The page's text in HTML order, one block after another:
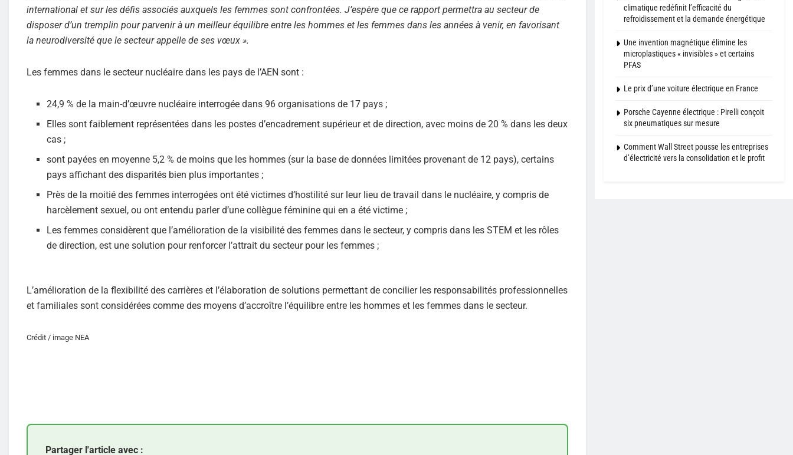
international et sur les défis associés auxquels les femmes sont confrontées. J’espère que ce rapport permettra au secteur de
disposer d’un tremplin pour parvenir à un meilleur équilibre entre les hommes et les femmes dans les années à venir, en favorisant
la neurodiversité que le secteur appelle de ses vœux ».
Les femmes dans le secteur nucléaire dans les pays de l’AEN sont :
24,9 % de la main-d’œuvre nucléaire interrogée dans 96 organisations de 17 pays ;
Elles sont faiblement représentées dans les postes d’encadrement supérieur et de direction, avec moins de 20 % dans les deux
cas ;
sont payées en moyenne 5,2 % de moins que les hommes (sur la base de données limitées provenant de 12 pays), certains
pays affichant des disparités bien plus importantes ;
Près de la moitié des femmes interrogées ont été victimes d’hostilité sur leur lieu de travail dans le nucléaire, y compris de
harcèlement sexuel, ou ont entendu parler d’une collègue féminine qui en a été victime ;
Les femmes considèrent que l’amélioration de la visibilité des femmes dans le secteur, y compris dans les STEM et les rôles
de direction, est une solution pour renforcer l’attrait du secteur pour les femmes ;
L’amélioration de la flexibilité des carrières et l’élaboration de solutions permettant de concilier les responsabilités professionnelles
et familiales sont considérées comme des moyens d’accroître l’équilibre entre les hommes et les femmes dans le secteur.
Crédit / image NEA
Partager l'article avec :
climatique redéfinit l’efficacité du
refroidissement et la demande énergétique
Une invention magnétique élimine les
microplastiques « invisibles » et certains
PFAS
Le prix d’une voiture électrique en France
Porsche Cayenne électrique : Pirelli conçoit
six pneumatiques sur mesure
Comment Wall Street pousse les entreprises
d’électricité vers la consolidation et le profit